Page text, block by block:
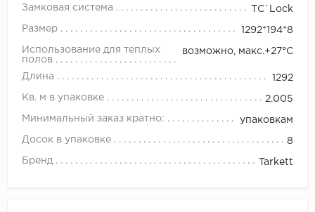
Замковая система TС`Lock
Размер 1292*194*8
Использование для теплых
полов
возможно, макс.+27°С
Длина 1292
Кв. м в упаковке 2.005
Минимальный заказ кратно: упаковкам
Досок в упаковке 8
Бренд Tarkett